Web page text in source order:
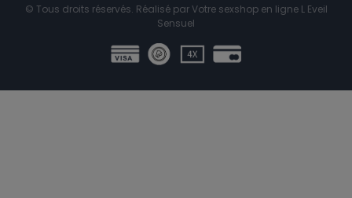
© Tous droits réservés. Réalisé parVotre sexshop en ligne L Eveil
Sensuel